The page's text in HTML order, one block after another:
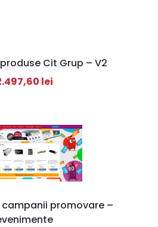
Cit Grup – V2
lei
promovare –